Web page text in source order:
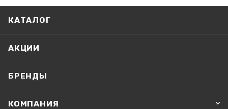
КАТАЛОГ
АКЦИИ
БРЕНДЫ
КОМПАНИЯ